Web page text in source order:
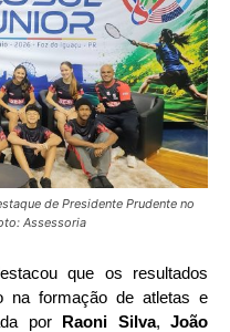
de Presidente Prudente no
Assessoria
que os resultados
na formação de atletas e
por Raoni Silva,João